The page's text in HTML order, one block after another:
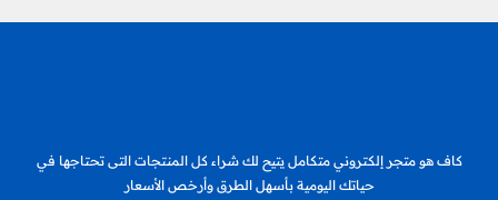
كاف هو متجر إلكتروني متكامل يتيح لك شراء كل المنتجات التى تحتاجها في
حياتك اليومية بأسهل الطرق وأرخص الأسعار